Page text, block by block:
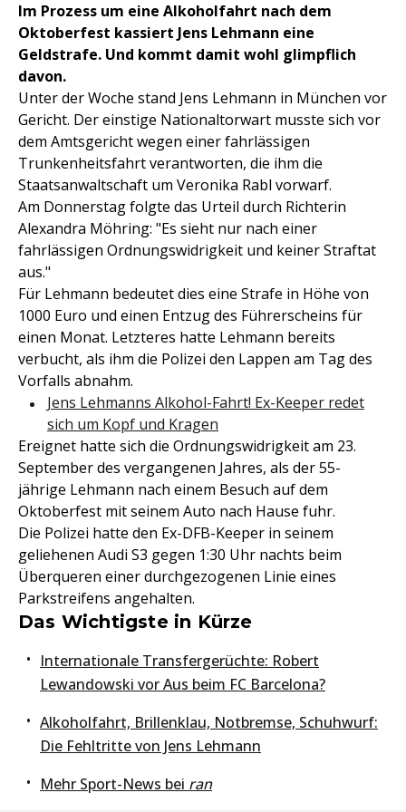
Im Prozess um eine Alkoholfahrt nach dem
Oktoberfest kassiert Jens Lehmann eine
Geldstrafe. Und kommt damit wohl glimpflich
davon.
Unter der Woche stand Jens Lehmann in München vor
Gericht. Der einstige Nationaltorwart musste sich vor
dem Amtsgericht wegen einer fahrlässigen
Trunkenheitsfahrt verantworten, die ihm die
Staatsanwaltschaft um Veronika Rabl vorwarf.
Am Donnerstag folgte das Urteil durch Richterin
Alexandra Möhring: "Es sieht nur nach einer
fahrlässigen Ordnungswidrigkeit und keiner Straftat
aus."
Für Lehmann bedeutet dies eine Strafe in Höhe von
1000 Euro und einen Entzug des Führerscheins für
einen Monat. Letzteres hatte Lehmann bereits
verbucht, als ihm die Polizei den Lappen am Tag des
Vorfalls abnahm.
Jens Lehmanns Alkohol-Fahrt! Ex-Keeper redet
sich um Kopf und Kragen
Ereignet hatte sich die Ordnungswidrigkeit am 23.
September des vergangenen Jahres, als der 55-
jährige Lehmann nach einem Besuch auf dem
Oktoberfest mit seinem Auto nach Hause fuhr.
Die Polizei hatte den Ex-DFB-Keeper in seinem
geliehenen Audi S3 gegen 1:30 Uhr nachts beim
Überqueren einer durchgezogenen Linie eines
Parkstreifens angehalten.
Das Wichtigste in Kürze
Internationale Transfergerüchte: Robert
Lewandowski vor Aus beim FC Barcelona?
Alkoholfahrt, Brillenklau, Notbremse, Schuhwurf:
Die Fehltritte von Jens Lehmann
Mehr Sport-News bei ran